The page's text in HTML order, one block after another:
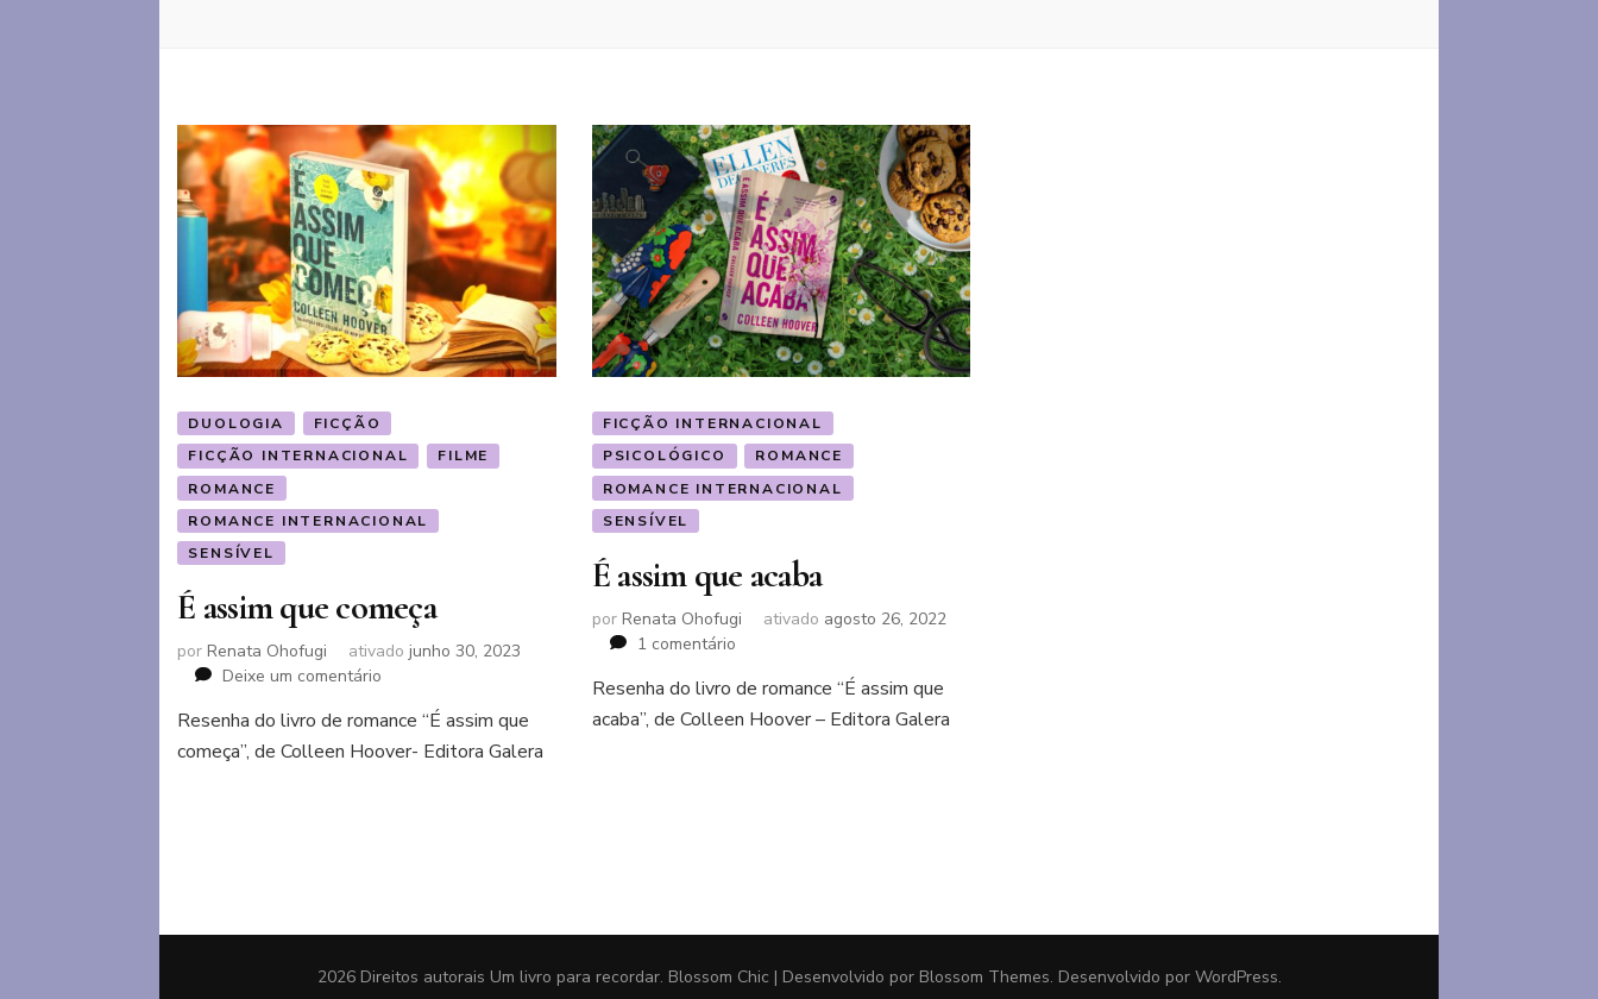
DUOLOGIA
FICÇÃO
FICÇÃO INTERNACIONAL
FILME
ROMANCE
ROMANCE INTERNACIONAL
SENSÍVEL
É assim que começa
porRenata Ohofugi ativadojunho 30, 2023
Deixe um comentário
assim
que
Resenha do livro de romance “É assim que
começa”, de Colleen Hoover- Editora Galera
FICÇÃO INTERNACIONAL
PSICOLÓGICO
ROMANCE
ROMANCE INTERNACIONAL
SENSÍVEL
É assim que acaba
por Renata Ohofugi ativado agosto 26, 2022
1 comentárioem
assim
que
Resenha do livro de romance “É assim que
acaba”, de Colleen Hoover – Editora Galera
2026 Direitos autorais Um livro para recordar. Blossom Chic | Desenvolvido por Blossom Themes. Desenvolvido por WordPress.